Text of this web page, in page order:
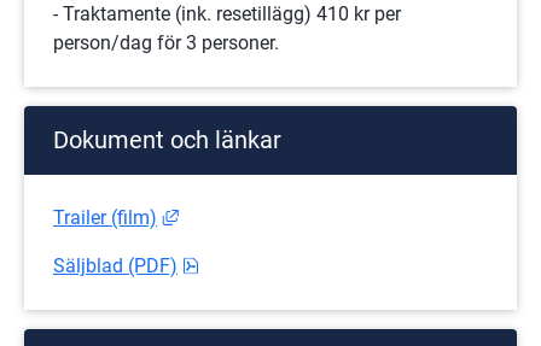
- Traktamente (ink. resetillägg) 410 kr per
person/dag för 3 personer.
Dokument och länkar
Trailer (film) Länk till annan webbplats, öppnas i nytt
Säljblad (PDF)